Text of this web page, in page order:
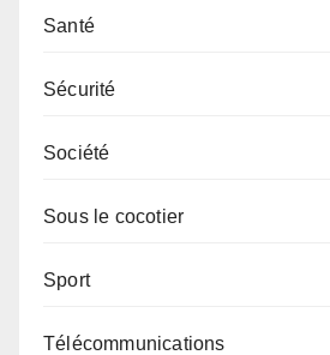
Santé
Sécurité
Société
Sous le cocotier
Sport
Télécommunications